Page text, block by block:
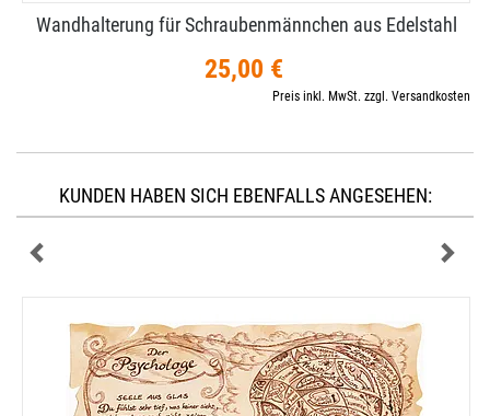
Wandhalterung für Schraubenmännchen aus Edelstahl
25,00 €
Preis inkl. MwSt. zzgl. Versandkosten
KUNDEN HABEN SICH EBENFALLS ANGESEHEN: